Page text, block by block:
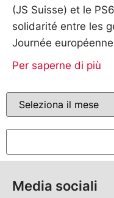
(JS Suisse) et le
solidarité entre les
Journée
Per saperne di più
Media sociali